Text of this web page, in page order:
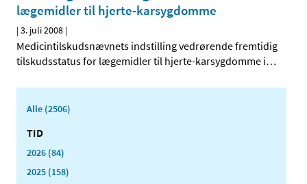
lægemidler til hjerte-karsygdomme
|3. juli 2008 |
Medicintilskudsnævnets indstilling vedrørende fremtidig
tilskudsstatus for lægemidler til hjerte-karsygdomme i…
Alle (2506)
TID
2026 (84)
2025 (158)